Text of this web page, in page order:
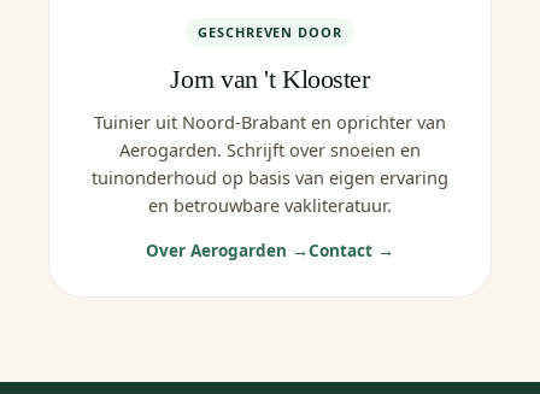
GESCHREVEN DOOR
Jorn van 't Klooster
Tuinier uit Noord-Brabant en oprichter van
Aerogarden. Schrijft over snoeien en
tuinonderhoud op basis van eigen ervaring
en betrouwbare vakliteratuur.
Over Aerogarden →Contact →